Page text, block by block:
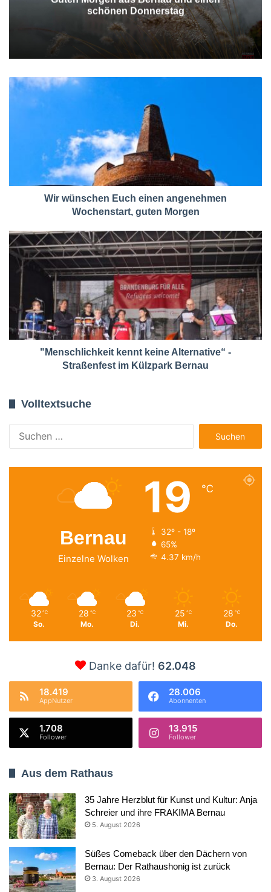
schönen Donnerstag
Wir wünschen Euch einen angenehmen
Wochenstart, guten Morgen
"Menschlichkeit kennt keine Alternative“ -
Straßenfest im Külzpark Bernau
Volltextsuche
nach:
Bernau
Einzelne Wolken
19 ℃
32º - 18º
65%
4.37 km/h
32 ℃
So.
28 ℃
Mo.
23 ℃
Di.
25 ℃
Mi.
28 ℃
Do.
Danke dafür! 62.048
18.419
AppNutzer
28.006
Abonnenten
1.708
Follower
13.915
Follower
Aus dem Rathaus
35 Jahre Herzblut für Kunst und Kultur: Anja
Schreier und ihre FRAKIMA Bernau
5. August 2026
Süßes Comeback über den Dächern von
Bernau: Der Rathaushonig ist zurück
3. August 2026